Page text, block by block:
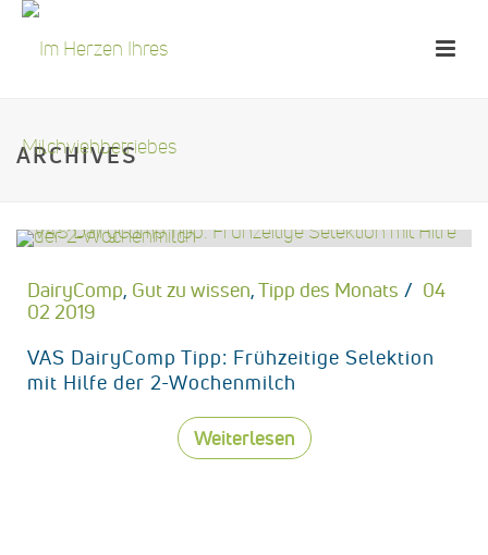
ARCHIVES
DairyComp, Gut zu wissen,Tipp des Monats
04
02 2019
VAS DairyComp Tipp: Frühzeitige Selektion
mit Hilfe der 2-Wochenmilch
Weiterlesen